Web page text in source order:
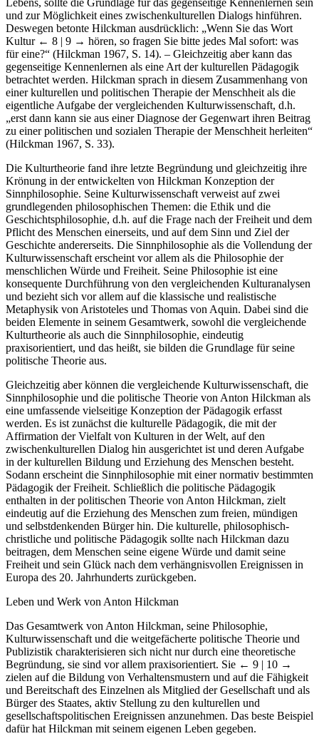
Lebens, sollte die Grundlage für das gegenseitige Kennenlernen sein
und zur Möglichkeit eines zwischenkulturellen Dialogs hinführen.
Deswegen betonte Hilckman ausdrücklich: „Wenn Sie das Wort
Kultur ← 8 | 9 → hören, so fragen Sie bitte jedes Mal sofort: was
für eine?“ (Hilckman 1967, S. 14). – Gleichzeitig aber kann das
gegenseitige Kennenlernen als eine Art der kulturellen Pädagogik
betrachtet werden. Hilckman sprach in diesem Zusammenhang von
einer kulturellen und politischen Therapie der Menschheit als die
eigentliche Aufgabe der vergleichenden Kulturwissenschaft, d.h.
„erst dann kann sie aus einer Diagnose der Gegenwart ihren Beitrag
zu einer politischen und sozialen Therapie der Menschheit herleiten“
(Hilckman 1967, S. 33).
Die Kulturtheorie fand ihre letzte Begründung und gleichzeitig ihre
Krönung in der entwickelten von Hilckman Konzeption der
Sinnphilosophie. Seine Kulturwissenschaft verweist auf zwei
grundlegenden philosophischen Themen: die Ethik und die
Geschichtsphilosophie, d.h. auf die Frage nach der Freiheit und dem
Pflicht des Menschen einerseits, und auf dem Sinn und Ziel der
Geschichte andererseits. Die Sinnphilosophie als die Vollendung der
Kulturwissenschaft erscheint vor allem als die Philosophie der
menschlichen Würde und Freiheit. Seine Philosophie ist eine
konsequente Durchführung von den vergleichenden Kulturanalysen
und bezieht sich vor allem auf die klassische und realistische
Metaphysik von Aristoteles und Thomas von Aquin. Dabei sind die
beiden Elemente in seinem Gesamtwerk, sowohl die vergleichende
Kulturtheorie als auch die Sinnphilosophie, eindeutig
praxisorientiert, und das heißt, sie bilden die Grundlage für seine
politische Theorie aus.
Gleichzeitig aber können die vergleichende Kulturwissenschaft, die
Sinnphilosophie und die politische Theorie von Anton Hilckman als
eine umfassende vielseitige Konzeption der Pädagogik erfasst
werden. Es ist zunächst die kulturelle Pädagogik, die mit der
Affirmation der Vielfalt von Kulturen in der Welt, auf den
zwischenkulturellen Dialog hin ausgerichtet ist und deren Aufgabe
in der kulturellen Bildung und Erziehung des Menschen besteht.
Sodann erscheint die Sinnphilosophie mit einer normativ bestimmten
Pädagogik der Freiheit. Schließlich die politische Pädagogik
enthalten in der politischen Theorie von Anton Hilckman, zielt
eindeutig auf die Erziehung des Menschen zum freien, mündigen
und selbstdenkenden Bürger hin. Die kulturelle, philosophisch-
christliche und politische Pädagogik sollte nach Hilckman dazu
beitragen, dem Menschen seine eigene Würde und damit seine
Freiheit und sein Glück nach dem verhängnisvollen Ereignissen in
Europa des 20. Jahrhunderts zurückgeben.
Leben und Werk von Anton Hilckman
Das Gesamtwerk von Anton Hilckman, seine Philosophie,
Kulturwissenschaft und die weitgefächerte politische Theorie und
Publizistik charakterisieren sich nicht nur durch eine theoretische
Begründung, sie sind vor allem praxisorientiert. Sie ← 9 | 10 →
zielen auf die Bildung von Verhaltensmustern und auf die Fähigkeit
und Bereitschaft des Einzelnen als Mitglied der Gesellschaft und als
Bürger des Staates, aktiv Stellung zu den kulturellen und
gesellschaftspolitischen Ereignissen anzunehmen. Das beste Beispiel
dafür hat Hilckman mit seinem eigenen Leben gegeben.